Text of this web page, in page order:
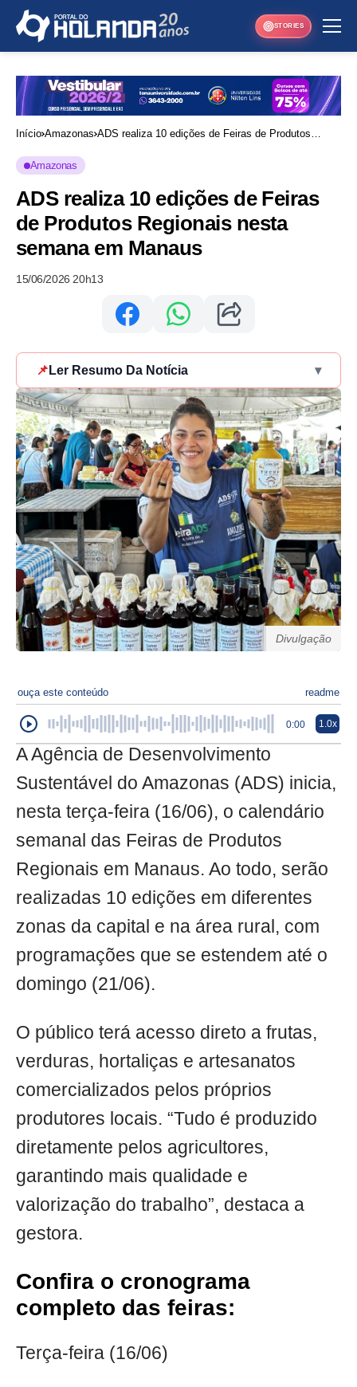
STORIES
Início Amazonas ADS realiza 10 edições de Feiras de Produtos
Amazonas
ADS realiza 10 edições de Feiras
de Produtos Regionais nesta
semana em Manaus
15/06/2026 20h13
📌 Ler Resumo Da Notícia ▾
Divulgação
ouça este conteúdo readme
0:00 1.0x
A Agência de Desenvolvimento
Sustentável do Amazonas (ADS) inicia,
nesta terça-feira (16/06), o calendário
semanal das Feiras de Produtos
Regionais em Manaus. Ao todo, serão
realizadas 10 edições em diferentes
zonas da capital e na área rural, com
programações que se estendem até o
domingo (21/06).
O público terá acesso direto a frutas,
verduras, hortaliças e artesanatos
comercializados pelos próprios
produtores locais. “Tudo é produzido
diretamente pelos agricultores,
garantindo mais qualidade e
valorização do trabalho”, destaca a
gestora.
Confira o cronograma
completo das feiras:
Terça-feira (16/06)